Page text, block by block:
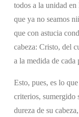
todos a la unidad
que ya no seamos
que con astucia
cabeza: Cristo, del
a la medida de
Esto, pues, es lo
criterios, sumergido
dureza de su